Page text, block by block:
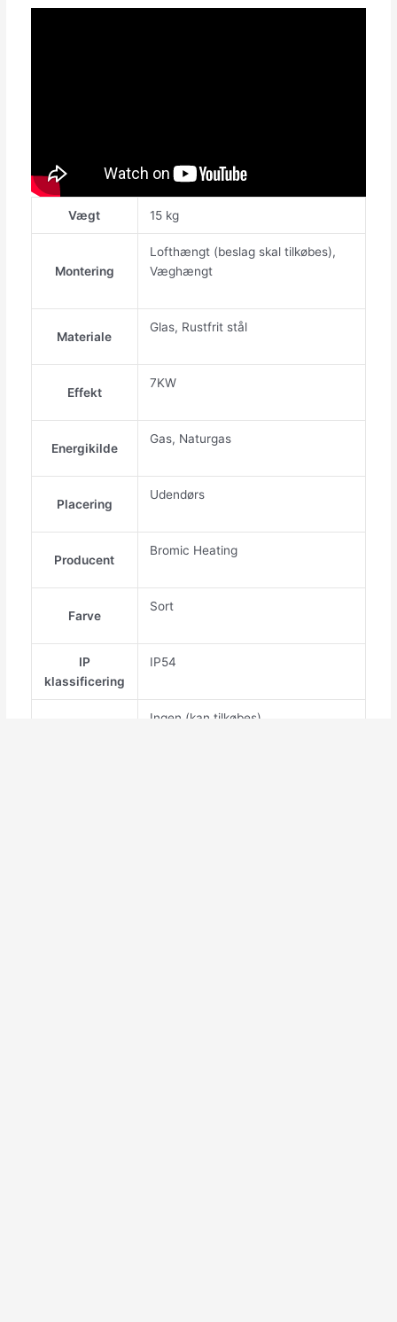
Vægt 15 kg
Montering
Lofthængt (beslag skal tilkøbes),
Væghængt
Materiale
Glas, Rustfrit stål
Effekt
7KW
Energikilde
Gas, Naturgas
Placering
Udendørs
Producent
Bromic Heating
Farve
Sort
IP
klassificering
IP54
Ingen (kan tilkøbes)